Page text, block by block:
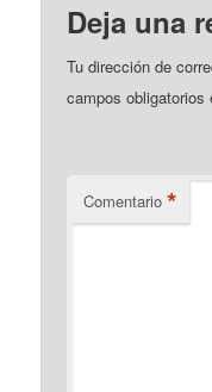
Deja una
Tu dirección de
campos
Comentario *